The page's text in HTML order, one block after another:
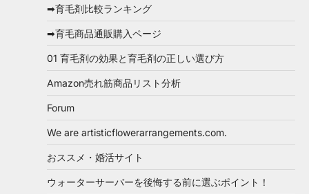
➡育毛剤比較ランキング
➡育毛商品通販購入ページ
01 育毛剤の効果と育毛剤の正しい選び方
Amazon売れ筋商品リスト分析
Forum
We are artisticflowerarrangements.com.
おススメ・婚活サイト
ウォーターサーバーを後悔する前に選ぶポイント！